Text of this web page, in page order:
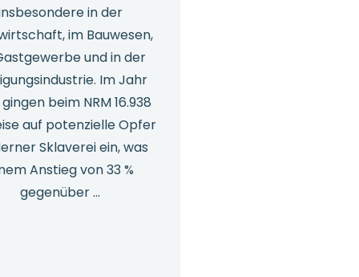
in der
im Bauwesen,
und in der
Im Jahr
beim NRM 16.938
auf potenzielle Opfer
Sklaverei ein, was
Anstieg von 33 %
gegenüber ...